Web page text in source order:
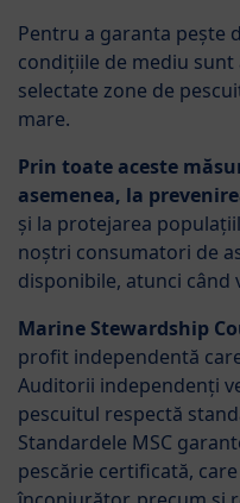
Pentru a garanta pește
condițiile de mediu
selectate zone de
mare.
Prin toate aceste
asemenea, la
și la protejarea
noștri consumatori de
disponibile, atunci când
Marine Stewardship
profit independentă
Auditorii independenți
pescuitul respectă
Standardele MSC
pescărie certificată,